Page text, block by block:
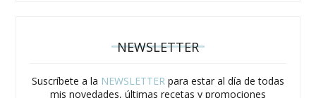
NEWSLETTER
Suscríbete a la NEWSLETTER para estar al día de todas
mis novedades, últimas recetas y promociones